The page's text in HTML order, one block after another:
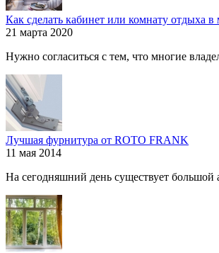
Как сделать кабинет или комнату отдыха в
21 марта 2020
Нужно согласиться с тем, что многие
Лучшая фурнитура от ROTO FRANK
11 мая 2014
На сегодняшний день существует большой